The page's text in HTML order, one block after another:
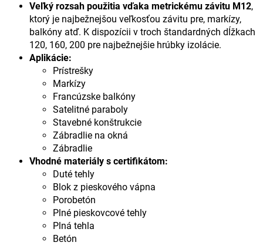
Veľký rozsah použitia vďaka metrickému závitu M12,
ktorý je najbežnejšou veľkosťou závitu pre, markízy,
balkóny atď. K dispozícii v troch štandardných dĺžkach
120, 160, 200 pre najbežnejšie hrúbky izolácie.
Aplikácie:
Prístrešky
Markízy
Francúzske balkóny
Satelitné paraboly
Stavebné konštrukcie
Zábradlie na okná
Zábradlie
Vhodné materiály s certifikátom:
Duté tehly
Blok z pieskového vápna
Porobetón
Plné pieskovcové tehly
Plná tehla
Betón